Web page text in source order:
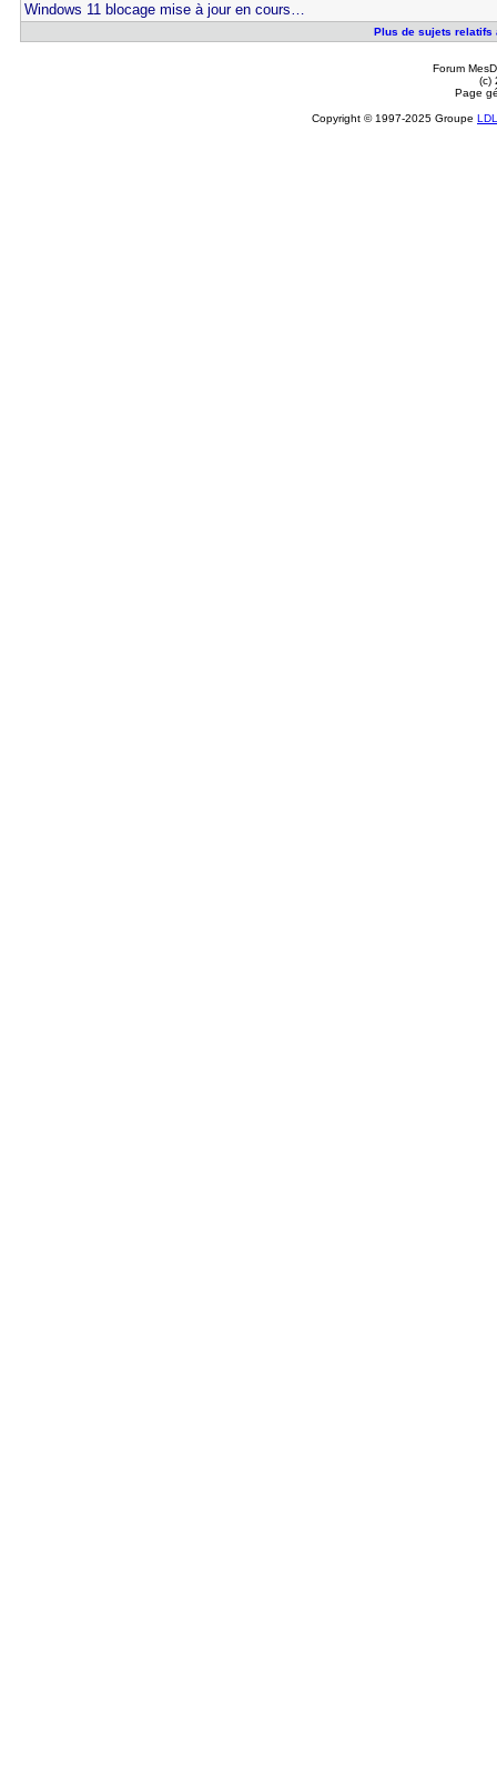
Windows 11 blocage mise à jour en cours…
Plus de sujets relatifs
Forum
(c)
Page
Copyright © 1997-2025 Groupe